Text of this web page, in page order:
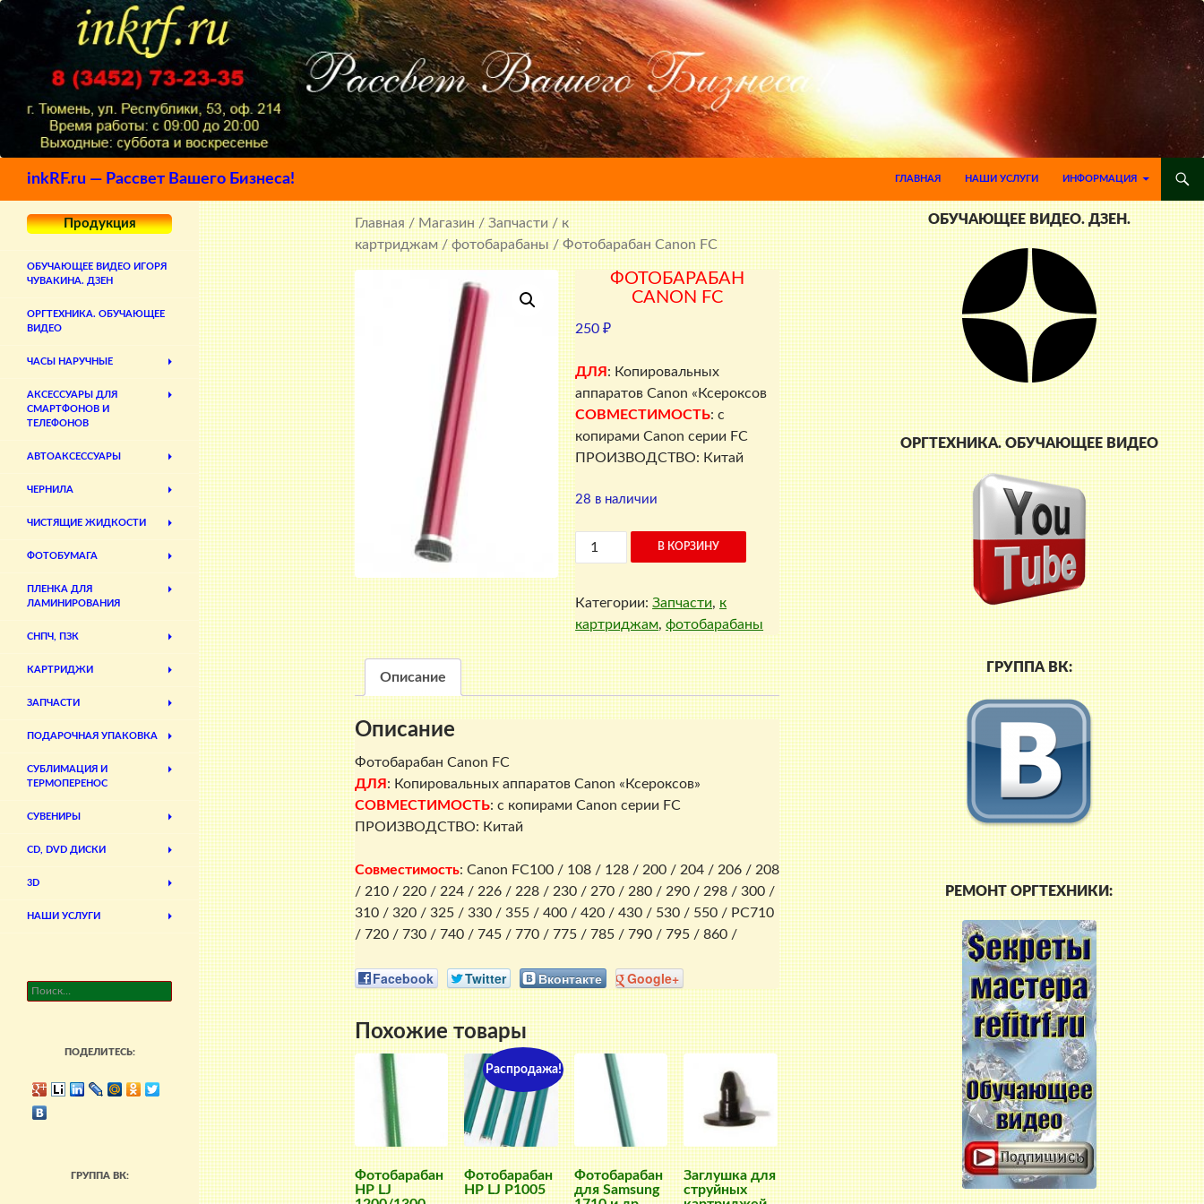
inkRF.ru — Рассвет Вашего Бизнеса!
ГЛАВНАЯ
НАШИ УСЛУГИ ИНФОРМАЦИЯ
Главная/Магазин/Запчасти/к
картриджам/фотобарабаны/ Фотобарабан Canon FC
ФОТОБАРАБАН
CANON FC
250₽
ДЛЯ : Копировальных
аппаратов Canon «Ксероксов
СОВМЕСТИМОСТЬ: с
копирами Canon серии FC
ПРОИЗВОДСТВО: Китай
28 в наличии
Количество
товара
Фотобарабан
Canon
FC
В КОРЗИНУ
Категории:Запчасти, к
картриджам,фотобарабаны
Описание
Описание
Фотобарабан Canon FC
ДЛЯ : Копировальных аппаратов Canon «Ксероксов»
СОВМЕСТИМОСТЬ: с копирами Canon серии FC
ПРОИЗВОДСТВО: Китай
Совместимость: Canon FC100 / 108 / 128 / 200 / 204 / 206 / 208
/ 210 / 220 / 224 / 226 / 228 / 230 / 270 / 280 / 290 / 298 / 300 /
310 / 320 / 325 / 330 / 355 / 400 / 420 / 430 / 530 / 550 / PC710
/ 720 / 730 / 740 / 745 / 770 / 775 / 785 / 790 / 795 / 860 /
Facebook Twitter Вконтакте Google+
Похожие товары
Фотобарабан
HP LJ
Распродажа!
Фотобарабан
HP LJ P1005
Фотобарабан
для Samsung
Заглушка для
струйных
ОБУЧАЮЩЕЕ ВИДЕО. ДЗЕН.
ОРГТЕХНИКА. ОБУЧАЮЩЕЕ ВИДЕО
ГРУППА ВК:
РЕМОНТ ОРГТЕХНИКИ:
Продукция
ОБУЧАЮЩЕЕ ВИДЕО ИГОРЯ
ЧУВАКИНА. ДЗЕН
ОРГТЕХНИКА. ОБУЧАЮЩЕЕ
ВИДЕО
ЧАСЫ НАРУЧНЫЕ
АКСЕССУАРЫ ДЛЯ
СМАРТФОНОВ И
ТЕЛЕФОНОВ
АВТОАКСЕССУАРЫ
ЧЕРНИЛА
ЧИСТЯЩИЕ ЖИДКОСТИ
ФОТОБУМАГА
ПЛЕНКА ДЛЯ
ЛАМИНИРОВАНИЯ
СНПЧ, ПЗК
КАРТРИДЖИ
ЗАПЧАСТИ
ПОДАРОЧНАЯ УПАКОВКА
СУБЛИМАЦИЯ И
ТЕРМОПЕРЕНОС
СУВЕНИРЫ
CD, DVD ДИСКИ
3D
НАШИ УСЛУГИ
Найти:
ПОДЕЛИТЕСЬ:
ГРУППА ВК: